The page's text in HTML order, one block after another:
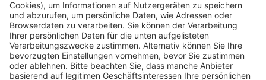
Pässe und Vereinswechsel
Trainerausbildung
Schulungsangebot Vereinsmitarbeiter
BFV-Geschäftsstellen